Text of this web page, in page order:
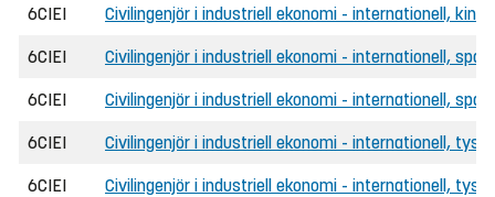
6CIEI Civilingenjör i industriell ekonomi - internationell,
6CIEI Civilingenjör i industriell ekonomi - internationell,
6CIEI Civilingenjör i industriell ekonomi - internationell,
6CIEI Civilingenjör i industriell ekonomi - internationell, tyska
6CIEI Civilingenjör i industriell ekonomi - internationell,